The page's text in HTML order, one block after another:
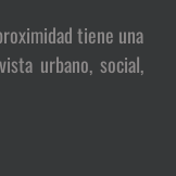
tiene una
urbano, social,